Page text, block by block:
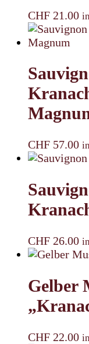
CHF 21.00
CHF 57.00
CHF 26.00
Gelber
CHF 22.00